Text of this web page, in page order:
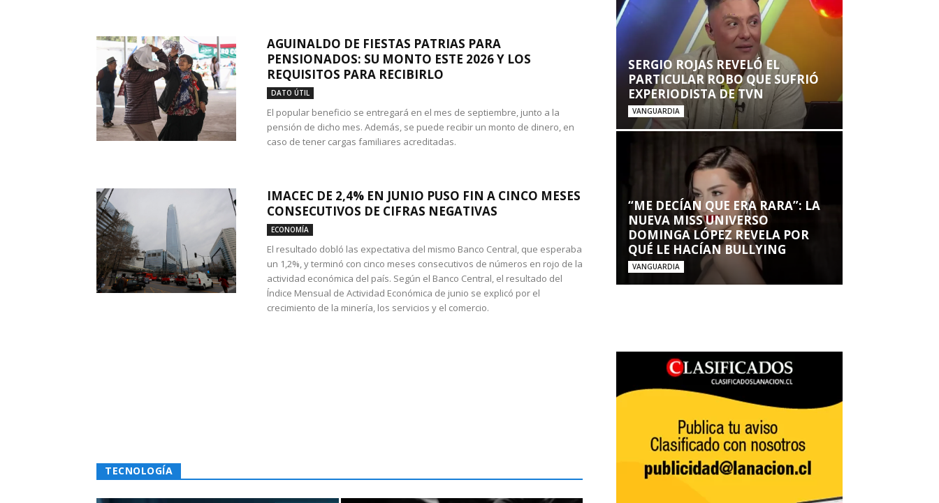
AGUINALDO DE FIESTAS PATRIAS PARA
PENSIONADOS: SU MONTO ESTE 2026 Y LOS
REQUISITOS PARA RECIBIRLO
DATO ÚTIL
El popular beneficio se entregará en el mes de septiembre, junto a la
pensión de dicho mes. Además, se puede recibir un monto de dinero, en
caso de tener cargas familiares acreditadas.
IMACEC DE 2,4% EN JUNIO PUSO FIN A CINCO MESES
CONSECUTIVOS DE CIFRAS NEGATIVAS
ECONOMÍA
El resultado dobló las expectativa del mismo Banco Central, que esperaba
un 1,2%, y terminó con cinco meses consecutivos de números en rojo de la
actividad económica del país. Según el Banco Central, el resultado del
Índice Mensual de Actividad Económica de junio se explicó por el
crecimiento de la minería, los servicios y el comercio.
TECNOLOGÍA
SERGIO ROJAS REVELÓ EL
PARTICULAR ROBO QUE SUFRIÓ
EXPERIODISTA DE TVN
VANGUARDIA
“ME DECÍAN QUE ERA RARA”: LA
NUEVA MISS UNIVERSO
DOMINGA LÓPEZ REVELA POR
QUÉ LE HACÍAN BULLYING
VANGUARDIA